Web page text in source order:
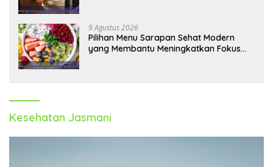
9 Agustus 2026
Pilihan Menu Sarapan Sehat Modern
yang Membantu Meningkatkan Fokus
Kesehatan Jasmani